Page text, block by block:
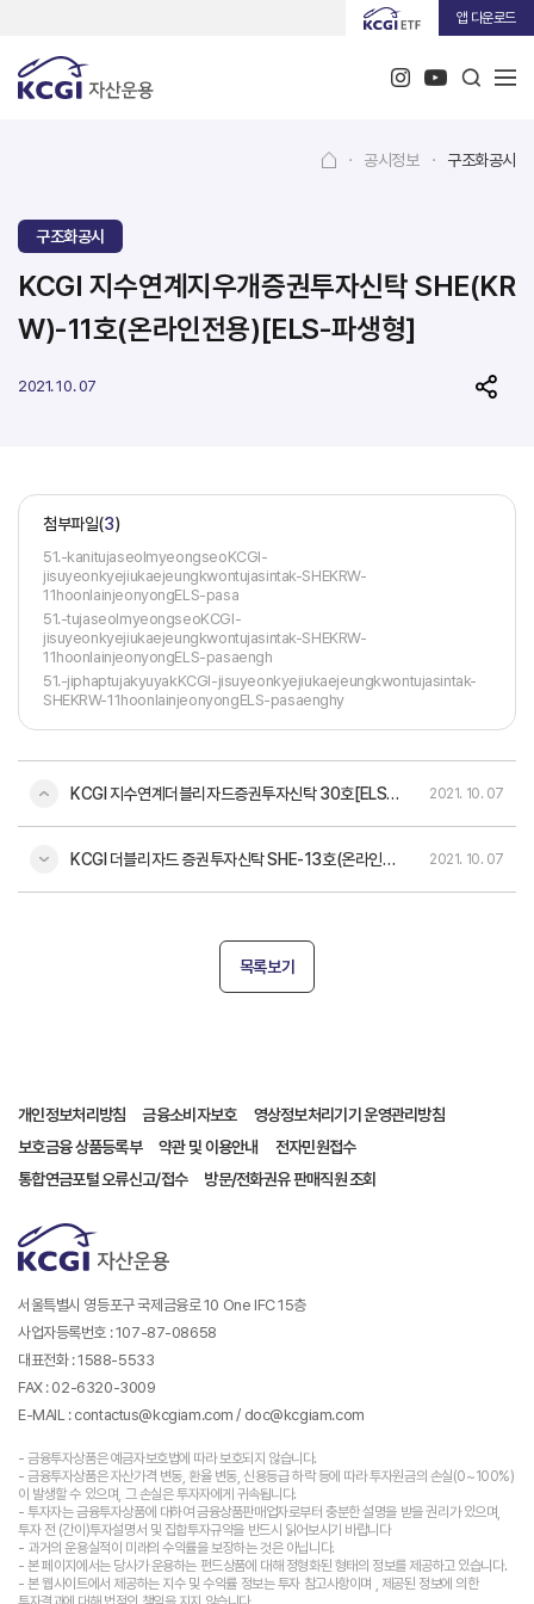
앱 다운로드
· 공시정보 · 구조화공시
구조화공시
KCGI 지수연계지우개증권투자신탁 SHE(KR
W)-11호(온라인전용)[ELS-파생형]
2021. 10. 07
첨부파일(3)
51.-kanitujaseolmyeongseoKCGI-
jisuyeonkyejiukaejeungkwontujasintak-SHEKRW-
11hoonlainjeonyongELS-pasa
51.-tujaseolmyeongseoKCGI-
jisuyeonkyejiukaejeungkwontujasintak-SHEKRW-
11hoonlainjeonyongELS-pasaengh
51.-jiphaptujakyuyakKCGI-jisuyeonkyejiukaejeungkwontujasintak-
SHEKRW-11hoonlainjeonyongELS-pasaenghy
KCGI 지수연계더블리자드증권투자신탁 30호[ELS-파생형] 2021. 10. 07
KCGI 더블리자드 증권투자신탁 SHE-13호(온라인전용)[ELS-파생형] 2021. 10. 07
목록보기
개인정보처리방침 금융소비자보호
영상정보처리기기 운영관리방침
보호금융 상품등록부
약관 및 이용안내
전자민원접수
통합연금포털 오류신고/접수
방문/전화권유 판매직원 조회
서울특별시 영등포구 국제금융로 10 One IFC 15층
사업자등록번호 : 107-87-08658
대표전화 : 1588-5533
FAX : 02-6320-3009
E-MAIL : contactus@kcgiam.com / doc@kcgiam.com
- 금융투자상품은 예금자보호법에 따라 보호되지 않습니다.
- 금융투자상품은 자산가격 변동, 환율 변동, 신용등급 하락 등에 따라 투자원금의 손실(0~100%)
이 발생할 수 있으며, 그 손실은 투자자에게 귀속됩니다.
- 투자자는 금융투자상품에 대하여 금융상품판매업자로부터 충분한 설명을 받을 권리가 있으며,
투자 전 (간이)투자설명서 및 집합투자규약을 반드시 읽어보시기 바랍니다
- 과거의 운용실적이 미래의 수익률을 보장하는 것은 아닙니다.
- 본 페이지에서는 당사가 운용하는 펀드상품에 대해 정형화된 형태의 정보를 제공하고 있습니다.
- 본 웹사이트에서 제공하는 지수 및 수익률 정보는 투자 참고사항이며 , 제공된 정보에 의한